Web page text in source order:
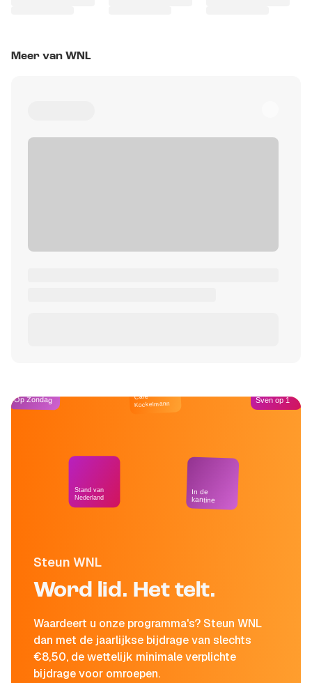
Meer van WNL
Steun WNL
Word lid. Het telt.
Waardeert u onze programma's? Steun WNL
dan met de jaarlijkse bijdrage van slechts
€8,50, de wettelijk minimale verplichte
bijdrage voor omroepen.
Op Zondag
Stand van
Nederland
Café
Kockelmann
In de
kantine
Sven op 1